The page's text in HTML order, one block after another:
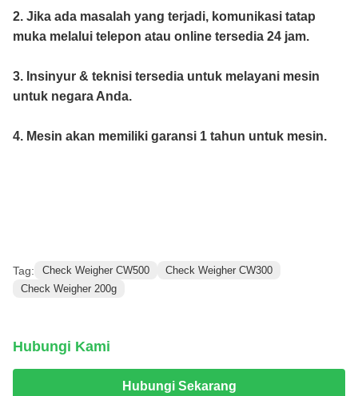
2. Jika ada masalah yang terjadi, komunikasi tatap
muka melalui telepon atau online tersedia 24 jam.
3. Insinyur & teknisi tersedia untuk melayani mesin
untuk negara Anda.
4. Mesin akan memiliki garansi 1 tahun untuk mesin.
Tag: Check Weigher CW500
Check Weigher CW300
Check Weigher 200g
Hubungi Kami
Hubungi Sekarang